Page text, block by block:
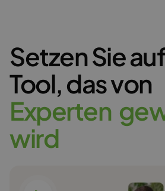
Setzen Sie
Tool,das von
Experten ge
wird